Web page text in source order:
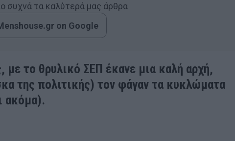
συχνά τα καλύτερά μας άρθρα
on Google
το θρυλικό ΣΕΠ έκανε μια καλή αρχή,
της πολιτικής) τον φάγαν τα κυκλώματα
ακόμα).